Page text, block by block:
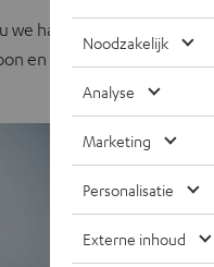
hapklare
en dus binnen
meer
veel
Noodzakelijk
Analyse
Marketing
Personalisatie
Externe inhoud